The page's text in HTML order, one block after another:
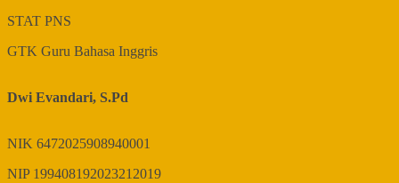
STAT PNS
GTK Guru Bahasa Inggris
Dwi Evandari, S.Pd
NIK 6472025908940001
NIP 199408192023212019